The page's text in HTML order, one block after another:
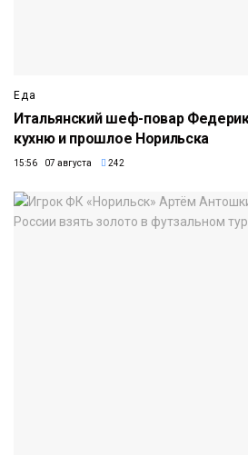
Еда
Итальянский шеф-повар
кухню и прошлое Норильска
15:56 07 августа 242